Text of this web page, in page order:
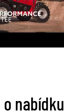
nabídku